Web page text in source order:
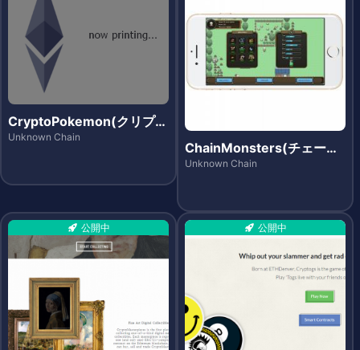
CryptoPokemon(クリプト
ポケモン)
Unknown Chain
ChainMonsters(チェーン
モンスターズ)
Unknown Chain
公開中 公開中